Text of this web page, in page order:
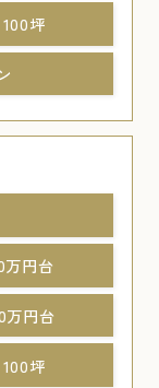
坪
円台
万円台
坪